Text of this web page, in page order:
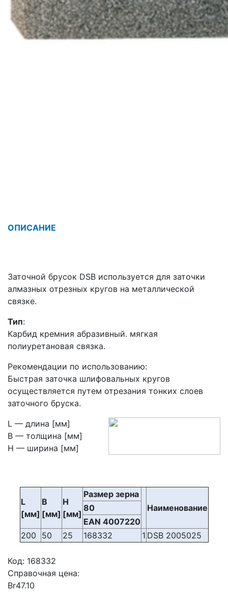
ОПИСАНИЕ
Заточной брусок DSB используется для заточки
алмазных отрезных кругов на металлической
связке.
Тип:
Карбид кремния абразивный. мягкая
полиуретановая связка.
Рекомендации по использованию:
Быстрая заточка шлифовальных кругов
осуществляется путем отрезания тонких слоев
заточного бруска.
L — длина [мм]
В — толщина [мм]
H — ширина [мм]
L
[мм]
B
[мм]
H
[мм]
Размер зерна
Наименование
80
EAN 4007220
200
50 25 168332 1 DSB 2005025
Код: 168332
Справочная цена:
Br47.10